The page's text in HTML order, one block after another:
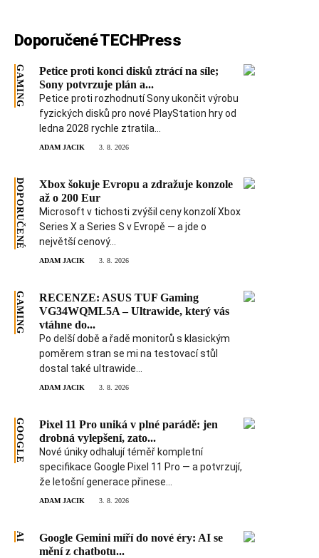
Doporučené TECHPress
GAMING
Petice proti konci disků ztrácí na síle;
Sony potvrzuje plán a...
Petice proti rozhodnutí Sony ukončit výrobu
fyzických disků pro nové PlayStation hry od
ledna 2028 rychle ztratila...
ADAM JACIK 3. 8. 2026
DOPORUČENÉ
Xbox šokuje Evropu a zdražuje konzole
až o 200 Eur
Microsoft v tichosti zvýšil ceny konzolí Xbox
Series X a Series S v Evropě — a jde o
největší cenový...
ADAM JACIK 3. 8. 2026
GAMING
RECENZE: ASUS TUF Gaming
VG34WQML5A – Ultrawide, který vás
vtáhne do...
Po delší době a řadě monitorů s klasickým
poměrem stran se mi na testovací stůl
dostal také ultrawide...
ADAM JACIK 3. 8. 2026
GOOGLE
Pixel 11 Pro uniká v plné parádě: jen
drobná vylepšení, zato...
Nové úniky odhalují téměř kompletní
specifikace Google Pixel 11 Pro — a potvrzují,
že letošní generace přinese...
ADAM JACIK 3. 8. 2026
AI
Google Gemini míří do nové éry: AI se
mění z chatbotu...